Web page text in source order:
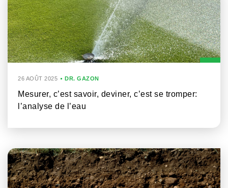
26 AOÛT 2025 DR. GAZON
Mesurer, c’est savoir, deviner, c’est se tromper:
l’analyse de l’eau